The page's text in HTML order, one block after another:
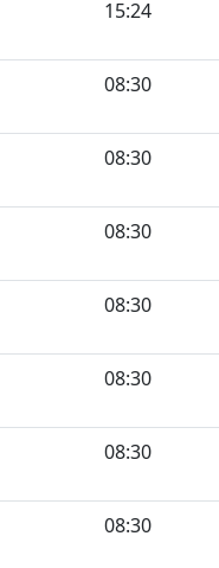
15:24
08:30
08:30
08:30
08:30
08:30
08:30
08:30